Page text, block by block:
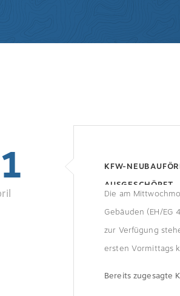
KFW-
AUSGESCHÖPFT
Die am
Gebäuden (EH/
zur Verfügung
ersten Vormittags
Bereits zugesagte